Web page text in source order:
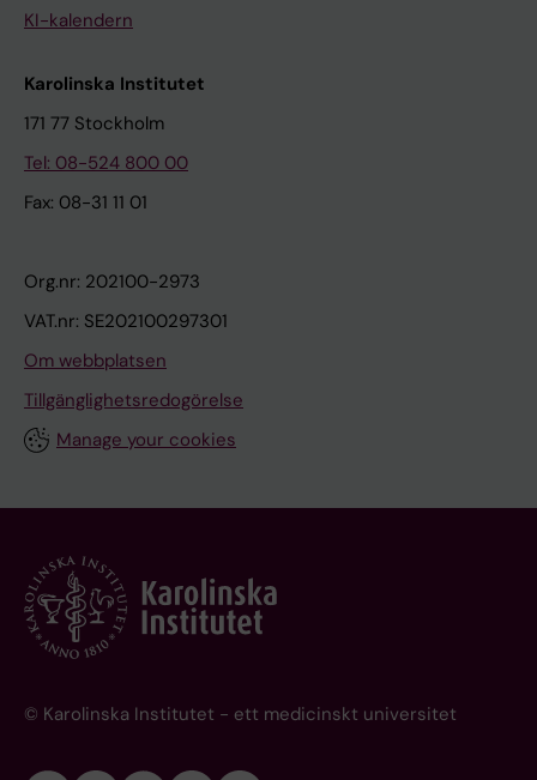
KI-kalendern
Karolinska Institutet
171 77 Stockholm
Tel: 08-524 800 00
Fax: 08-31 11 01
Org.nr: 202100-2973
VAT.nr: SE202100297301
Om webbplatsen
Tillgänglighetsredogörelse
Manage your cookies
© Karolinska Institutet - ett medicinskt universitet